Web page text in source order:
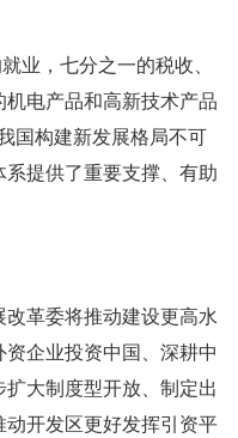
业，七分之一的税收、
电产品和高新技术产品
国构建新发展格局不可
提供了重要支撑、有助
改革委将推动建设更高水
企业投资中国、深耕中
大制度型开放、制定出
开发区更好发挥引资平